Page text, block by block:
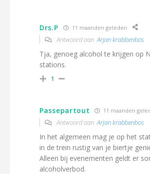
Drs.P 11 maanden geleden
Antwoord aanArjan krabbenbos
Tja, genoeg alcohol te krijgen op
stations.
1
Passepartout 11 maanden
Antwoord aanArjan krabbenbos
In het algemeen mag je op het
in de trein rustig van je biertje
Alleen bij evenementen geldt er
alcoholverbod.